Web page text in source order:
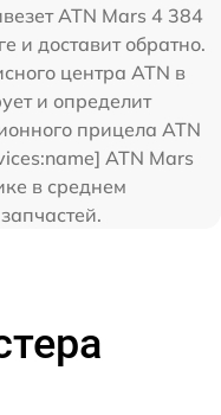
ATN Mars 4 384
и доставит обратно.
центра ATN в
и определит
прицела ATN
ATN Mars
в среднем